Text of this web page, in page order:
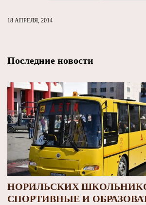
18 АПРЕЛЯ, 2014
Последние новости
НОРИЛЬСКИХ
СПОРТИВНЫЕ И